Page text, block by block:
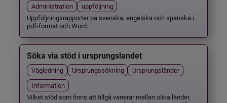
Administration
uppföljning
Uppföljningsrapporter på svenska, engelska och spanska i
pdf-format och Word.
Söka via stöd i ursprungslandet
Vägledning Ursprungssökning
Ursprungsländer
Information
Vilket stöd som finns att tillgå varierar mellan olika länder.